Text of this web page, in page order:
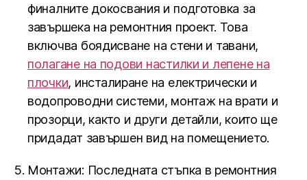
финалните докосвания и подготовка за
завършека на ремонтния проект. Това
включва боядисване на стени и тавани,
полагане на подови настилки и лепене на
плочки, инсталиране на електрически и
водопроводни системи, монтаж на врати и
прозорци, както и други детайли, които ще
придадат завършен вид на помещението.
Монтажи: Последната стъпка в ремонтния